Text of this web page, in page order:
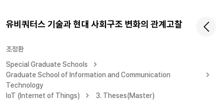
유비쿼터스 기술과 현대 사회구조 변화의 관계고찰
조정환
Special Graduate Schools
Graduate School of Information and Communication
Technology
IoT (Internet of Things)
3. Theses(Master)